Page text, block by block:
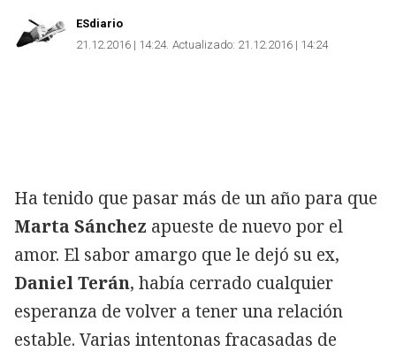
ESdiario
21.12.2016 | 14:24 Actualizado: 21.12.2016 | 14:24
Ha tenido que pasar más de un año para que
Marta Sánchez apueste de nuevo por el
amor. El sabor amargo que le dejó su ex,
Daniel Terán, había cerrado cualquier
esperanza de volver a tener una relación
estable. Varias intentonas fracasadas de